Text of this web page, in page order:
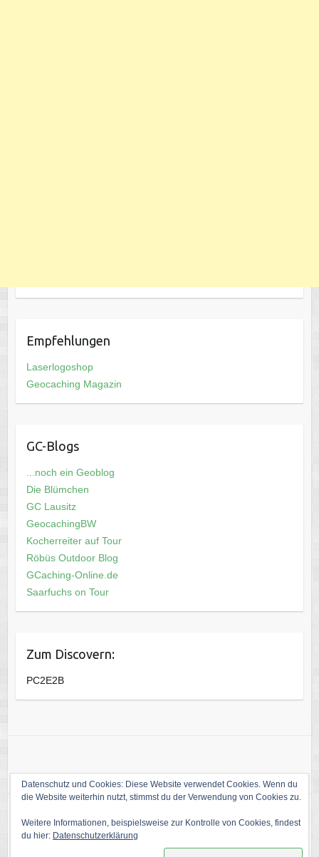
Empfehlungen
Laserlogoshop
Geocaching Magazin
GC-Blogs
...noch ein Geoblog
Die Blümchen
GC Lausitz
GeocachingBW
Kocherreiter auf Tour
Röbüs Outdoor Blog
GCaching-Online.de
Saarfuchs on Tour
Zum Discovern:
PC2E2B
Copyright © 2026Die Welt von kati1988. Theme by ColorlibPowered by
Datenschutz und Cookies: Diese Website verwendet Cookies. Wenn du
die Website weiterhin nutzt, stimmst du der Verwendung von Cookies zu.
Weitere Informationen, beispielsweise zur Kontrolle von Cookies, findest
du hier: Datenschutzerklärung